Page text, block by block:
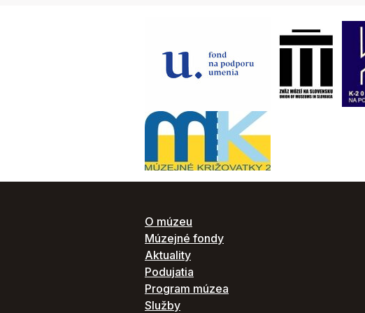
O múzeu
Múzejné fondy
Aktuality
Podujatia
Program múzea
Služby